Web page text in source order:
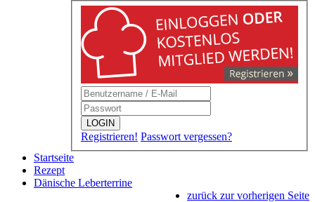
LOGIN
Registrieren! Passwort vergessen?
Startseite
Rezept
Dänische Leberterrine
zurück zur vorherigen Seite